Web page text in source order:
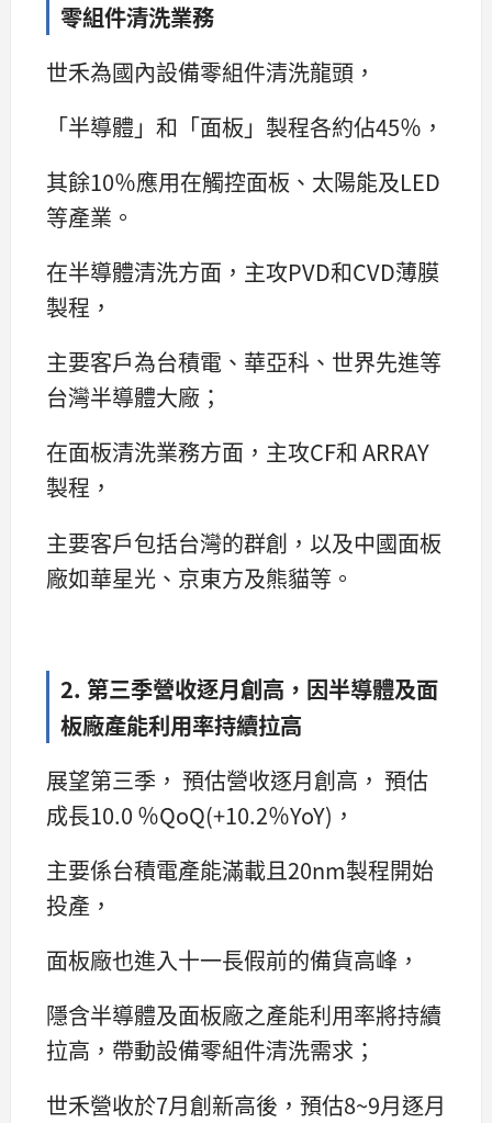
零組件清洗業務
世禾為國內設備零組件清洗龍頭，
「半導體」和「面板」製程各約佔45％，
其餘10％應用在觸控面板、太陽能及LED
等產業。
在半導體清洗方面，主攻PVD和CVD薄膜
製程，
主要客戶為台積電、華亞科、世界先進等
台灣半導體大廠；
在面板清洗業務方面，主攻CF和 ARRAY
製程，
主要客戶包括台灣的群創，以及中國面板
廠如華星光、京東方及熊貓等。
2. 第三季營收逐月創高，因半導體及面
板廠產能利用率持續拉高
展望第三季， 預估營收逐月創高， 預估
成長10.0 ％QoQ(+10.2％YoY)，
主要係台積電產能滿載且20nm製程開始
投產，
面板廠也進入十一長假前的備貨高峰，
隱含半導體及面板廠之產能利用率將持續
拉高，帶動設備零組件清洗需求；
世禾營收於7月創新高後，預估8~9月逐月